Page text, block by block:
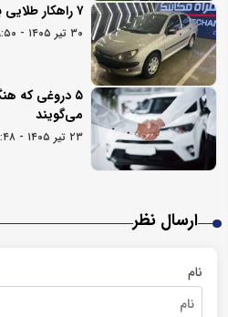
۷ راهکار طلایی برای خرید خودروی دست دوم
۳۰ تیر ۱۴۰۵ - ۰۹:۵۰
۵ دروغی که
می‌گویند
۲۳ تیر ۱۴۰۵ - ۱۸:۴۸
ارسال نظر
نام